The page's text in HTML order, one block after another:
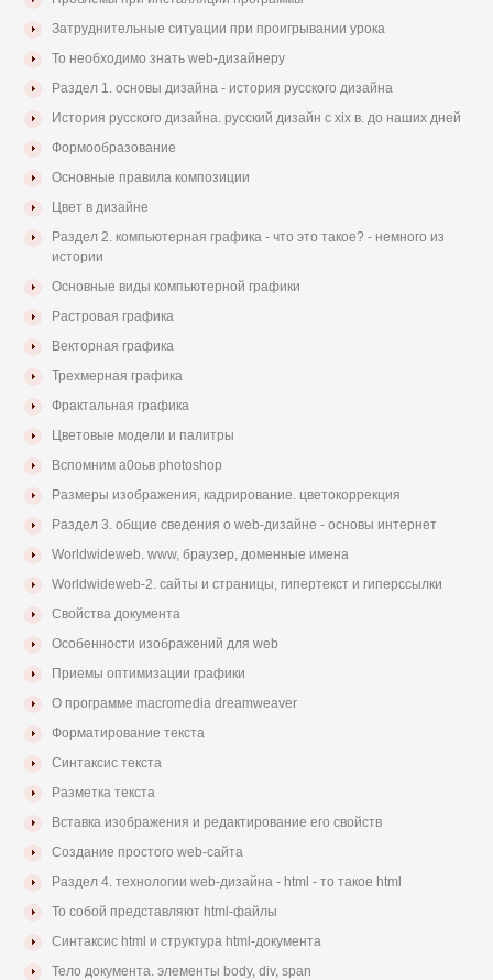
Затруднительные ситуации при проигрывании урока
То необходимо знать web-дизайнеру
Раздел 1. основы дизайна - история русского дизайна
История русского дизайна. русский дизайн с xix в. до наших дней
Формообразование
Основные правила композиции
Цвет в дизайне
Раздел 2. компьютерная графика - что это такое? - немного из
истории
Основные виды компьютерной графики
Растровая графика
Векторная графика
Трехмерная графика
Фрактальная графика
Цветовые модели и палитры
Вспомним а0оьв photoshop
Размеры изображения, кадрирование. цветокоррекция
Раздел 3. общие сведения о web-дизайне - основы интернет
Worldwideweb. www, браузер, доменные имена
Worldwideweb-2. сайты и страницы, гипертекст и гиперссылки
Свойства документа
Особенности изображений для web
Приемы оптимизации графики
О программе macromedia dreamweaver
Форматирование текста
Синтаксис текста
Разметка текста
Вставка изображения и редактирование его свойств
Создание простого web-сайта
Раздел 4. технологии web-дизайна - html - то такое html
То собой представляют html-файлы
Синтаксис html и структура html-документа
Тело документа. элементы body, div, span